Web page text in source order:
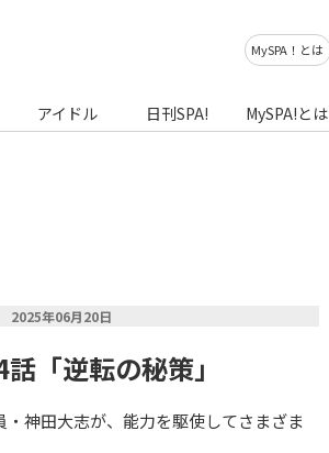
MySPA！とは
アイドル 日刊SPA! MySPA!とは
2025年06月20日
「逆転の秘策」
神田大志が、能力を駆使してさまざま